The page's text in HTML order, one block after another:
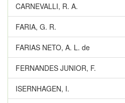
CARNEVALLI, R. A.
FARIA, G. R.
FARIAS NETO, A. L. de
FERNANDES JUNIOR, F.
ISERNHAGEN, I.